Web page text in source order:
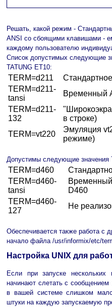
Решать, какой режим -
ANSI со сбоящими клавишами -
каждому пользователю
Список допустимых следующие
TATUNG ET10:
TERM=d211
TERM=d211-
tansi
Временный
TERM=d211-
132
в строке)
TERM=vt220
Эмуляция
режиме)
Допустимы следующие значения
TERM=d460
TERM=d460-
tansi
D460
TERM=d460-
127
Не
Обеспечивается также работа с
начало файла /usr/informix/etc/
Настройка UNIX для
Если при запуске нескольких
начинают слетать с сообщением
в вашей системе слишком
штуки на каждую запускаемую